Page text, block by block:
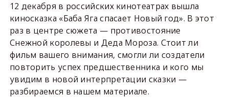
12 декабря в российских кинотеатрах вышла
киносказка «Баба Яга спасает Новый год». В этот
раз в центре сюжета — противостояние
Снежной королевы и Деда Мороза. Стоит ли
фильм вашего внимания, смогли ли создатели
повторить успех предшественника и кого мы
увидим в новой интерпретации сказки —
разбираемся в нашем материале.